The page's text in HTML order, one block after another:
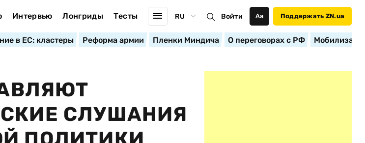
Интервью Лонгриды Тесты RU Войти Аа Поддержать ZN.ua
в ЕС: кластеры Реформа армии Пленки Миндича О переговорах с РФ
СЛУШАНИЯ